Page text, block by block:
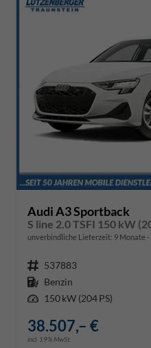
Audi A3 Sportback
unverbindliche Lieferzeit: 9 Monate
Fahrzeugnr. 537883
Kraftstoff Benzin
Leistung 150 kW (204 PS)
38.507,– €
incl. 19% MwSt.